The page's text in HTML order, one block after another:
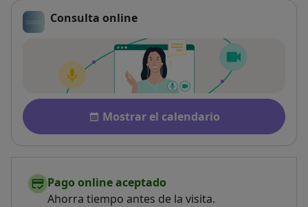
Consulta online
Pago después de la consulta
Disponibilidad
Mostrar el calendario
Pago online aceptado
Ahorra tiempo antes de la visita.